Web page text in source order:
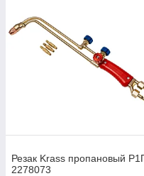
Резак Krass пропановый
2278073